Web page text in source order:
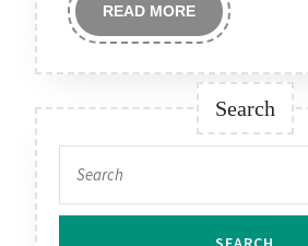
READ MOREREAD
MORE
Search
for: